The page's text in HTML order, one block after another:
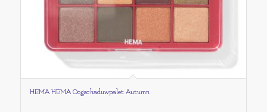
HEMA HEMA Oogschaduwpalet Autumn